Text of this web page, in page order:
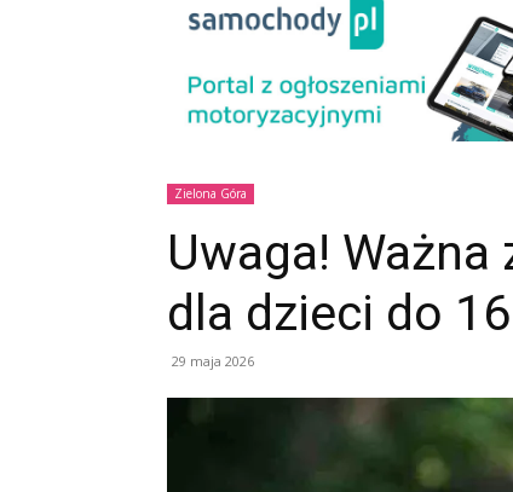
Zielona Góra
Uwaga!
dla dzieci do
29 maja 2026